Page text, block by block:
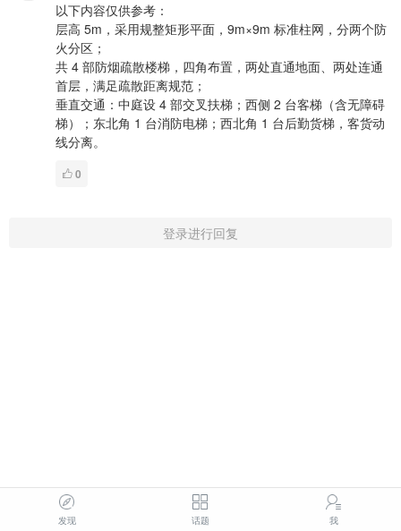
以下内容仅供参考：
层高 5m，采用规整矩形平面，9m×9m 标准柱网，分两个防
火分区；
共 4 部防烟疏散楼梯，四角布置，两处直通地面、两处连通
首层，满足疏散距离规范；
垂直交通：中庭设 4 部交叉扶梯；西侧 2 台客梯（含无障碍
梯）；东北角 1 台消防电梯；西北角 1 台后勤货梯，客货动
线分离。
0
登录进行回复
发现 话题 我